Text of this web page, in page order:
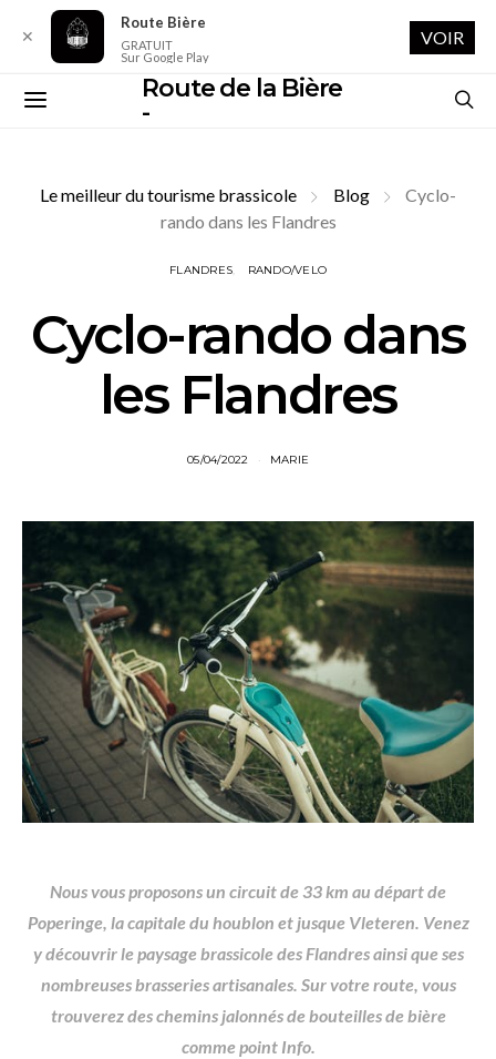
Route de la Bière
-
Le meilleur du tourisme brassicole Blog
Cyclo-
rando dans les Flandres
FLANDRES RANDO/VELO
Cyclo-rando dans
les Flandres
05/04/2022 MARIE
Nous vous proposons un circuit de 33 km au départ de
Poperinge, la capitale du houblon et jusque Vleteren. Venez
y découvrir le paysage brassicole des Flandres ainsi que ses
nombreuses brasseries artisanales. Sur votre route, vous
trouverez des chemins jalonnés de bouteilles de bière
comme point Info.
✕
Route Bière
GRATUIT
Sur Google Play
VOIR